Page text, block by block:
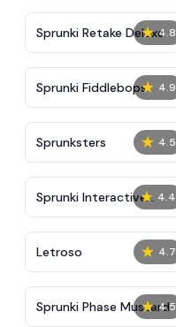
★ 4.8
Sprunki Retake Deluxe
★ 4.9
Sprunki Fiddlebops
★ 4.5
Sprunksters
★ 4.4
Sprunki Interactive
Tunner
★ 4.7
Letroso
★ 4.5
Sprunki Phase Mustard